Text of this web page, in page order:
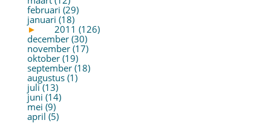
februari (29)
januari (18)
►
2011 (126)
december (30)
november (17)
oktober (19)
september (18)
augustus (1)
juli (13)
juni (14)
mei (9)
april (5)